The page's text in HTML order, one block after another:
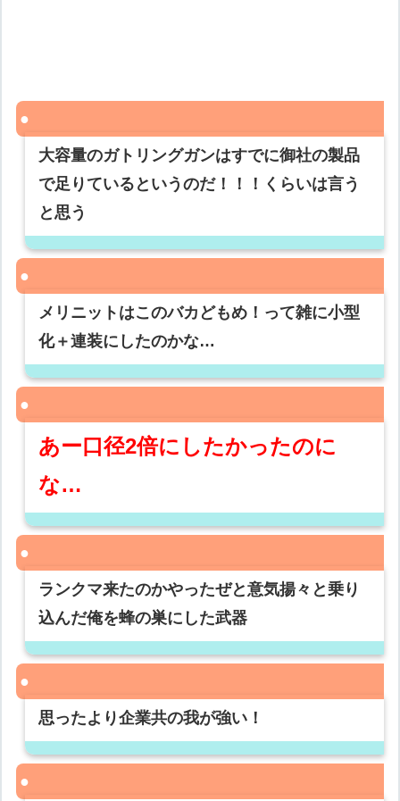
大容量のガトリングガンはすでに御社の製品
で足りているというのだ！！！くらいは言う
と思う
メリニットはこのバカどもめ！って雑に小型
化＋連装にしたのかな…
あー口径2倍にしたかったのに
な…
ランクマ来たのかやったぜと意気揚々と乗り
込んだ俺を蜂の巣にした武器
思ったより企業共の我が強い！